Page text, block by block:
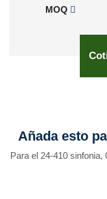
MOQ
Añada esto
Para el 24-410